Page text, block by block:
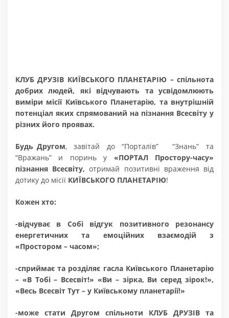
КЛУБ ДРУЗІВ КИЇВСЬКОГО ПЛАНЕТАРІЮ – спільнота
добрих людей, які відчувають та усвідомлюють
виміри місії Київського Планетарію, та внутрішній
потенціал яких спрямований на пізнання Всесвіту у
різних його проявах.
Будь Другом, завітай до “Порталів” “Знань” та
“Вражань” и поринь у «ПОРТАЛ Простору-часу»
пізнання Всесвіту, отримай позитивні враження від
дотику до місії КИЇВСЬКОГО ПЛАНЕТАРІЮ!
Кожен хто:
-відчуває в Собі відгук позитивного резонансу
енергетичних та емоційних взаємодій з
«Простором – часом»;
-сприймає та розділяє гасла Київського Планетарію
– «В Тобі – Всесвіт!» «Ви – зірка, Ви серед зірок!»,
«Весь Всесвіт Тут – у Київському планетарії!»
-може стати Другом спільноти КЛУБ ДРУЗІВ та